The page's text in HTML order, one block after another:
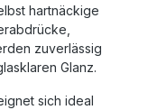
hartnäckige
zuverlässig
Glanz.
sich ideal